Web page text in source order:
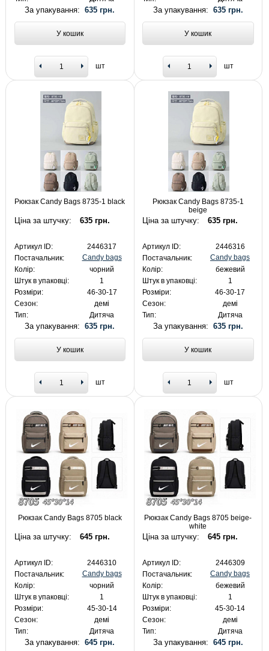
За упакування:635 грн.
У кошик
шт
За упакування: 635 грн.
У кошик
шт
Рюкзак Candy Bags 8735-1 black
Ціна за штучку: 635 грн.
Артикул ID:
2446317
Постачальник:
Candy bags
Колір:
чорний
Штук в упаковці:
1
Розміри:
46-30-17
Сезон:
демі
Тип:
Дитяча
За упакування:635 грн.
У кошик
шт
Рюкзак Candy Bags 8735-1
beige
Ціна за штучку: 635 грн.
Артикул ID:
2446316
Постачальник:
Candy bags
Колір:
бежевий
Штук в упаковці:
1
Розміри:
46-30-17
Сезон:
демі
Тип:
Дитяча
За упакування: 635 грн.
У кошик
шт
Рюкзак Candy Bags 8705 black
Ціна за штучку: 645 грн.
Артикул ID:
2446310
Постачальник:
Candy bags
Колір:
чорний
Штук в упаковці:
1
Розміри:
45-30-14
Сезон:
демі
Тип:
Дитяча
За упакування:645 грн.
Рюкзак Candy Bags 8705 beige-
white
Ціна за штучку: 645 грн.
Артикул ID:
2446309
Постачальник:
Candy bags
Колір:
бежевий
Штук в упаковці:
1
Розміри:
45-30-14
Сезон:
демі
Тип:
Дитяча
За упакування: 645 грн.